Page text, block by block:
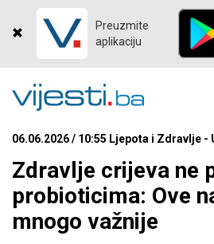
Preuzmite
aplikaciju
06.06.2026 / 10:55 Ljepota i Zdravlje -
Zdravlje crijeva ne
probioticima: Ove
mnogo važnije